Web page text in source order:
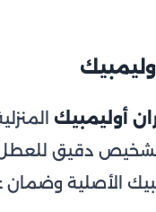
أوليمبيك
تشخيص دقيق
الأصلية وضمان